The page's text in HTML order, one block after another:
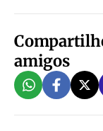
amigos